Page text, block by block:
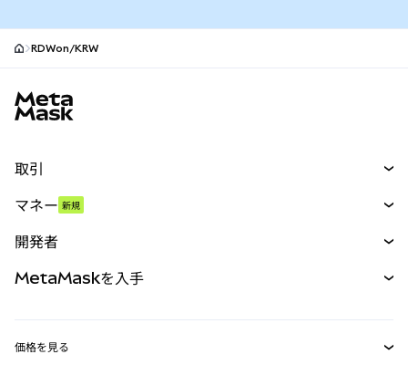
RDWon/KRW
取引
パーペチュアル
RWA
マネー 新規
開発者
MetaMaskを入手
価格を見る